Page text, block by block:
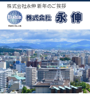
株式会社永伸 新年のご挨拶